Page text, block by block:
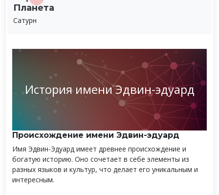
Планета
Сатурн
История имени Эдвин-эдуард
Происхождение имени Эдвин-эдуард
Имя Эдвин-Эдуард имеет древнее происхождение и
богатую историю. Оно сочетает в себе элементы из
разных языков и культур, что делает его уникальным и
интересным.